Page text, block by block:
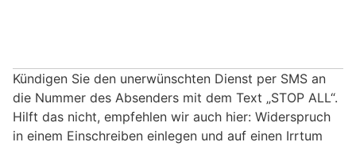
Kündigen Sie den unerwünschten Dienst per SMS an
die Nummer des Absenders mit dem Text „STOP ALL“.
Hilft das nicht, empfehlen wir auch hier: Widerspruch
in einem Einschreiben einlegen und auf einen Irrtum